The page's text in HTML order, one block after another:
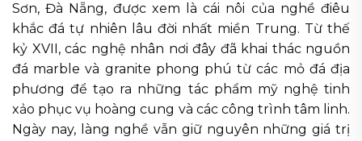
Sơn, Đà Nẵng, được xem là cái nôi của nghề điêu
khắc đá tự nhiên lâu đời nhất miền Trung. Từ thế
kỷ XVII, các nghệ nhân nơi đây đã khai thác nguồn
đá marble và granite phong phú từ các mỏ đá địa
phương để tạo ra những tác phẩm mỹ nghệ tinh
xảo phục vụ hoàng cung và các công trình tâm linh.
Ngày nay, làng nghề vẫn giữ nguyên những giá trị